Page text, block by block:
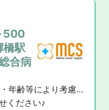
500
駅
合病
年収：400万円～500万円 ※経験・年齢等により考慮いたします。 ※賞与：年2回
ください♪